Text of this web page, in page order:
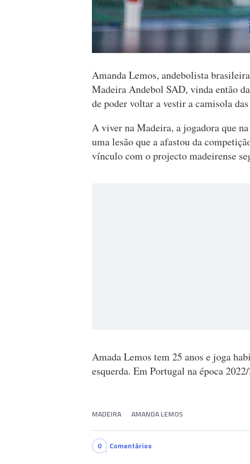
Amanda Lemos, andebolista
Madeira Andebol SAD, vinda então
de poder voltar a vestir a camisola
A viver na Madeira, a jogadora que
uma lesão que a afastou da
vínculo com o projecto madeirense
Amada Lemos tem 25 anos e joga
esquerda. Em Portugal na época
MADEIRA AMANDA LEMOS
0 Comentários